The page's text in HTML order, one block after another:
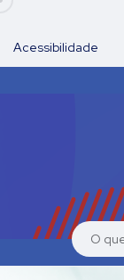
Acessibilidade